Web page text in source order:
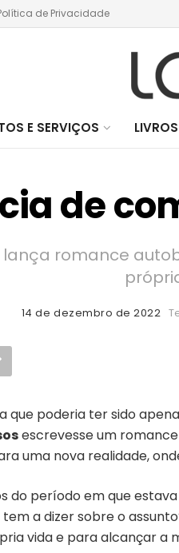
de Privacidade
E SERVIÇOS
de
lança romance
14 de dezembro de 2022
que poderia ter sido
escrevesse um
uma nova realidade,
do período em que
a dizer sobre o
vida e para alcançar a